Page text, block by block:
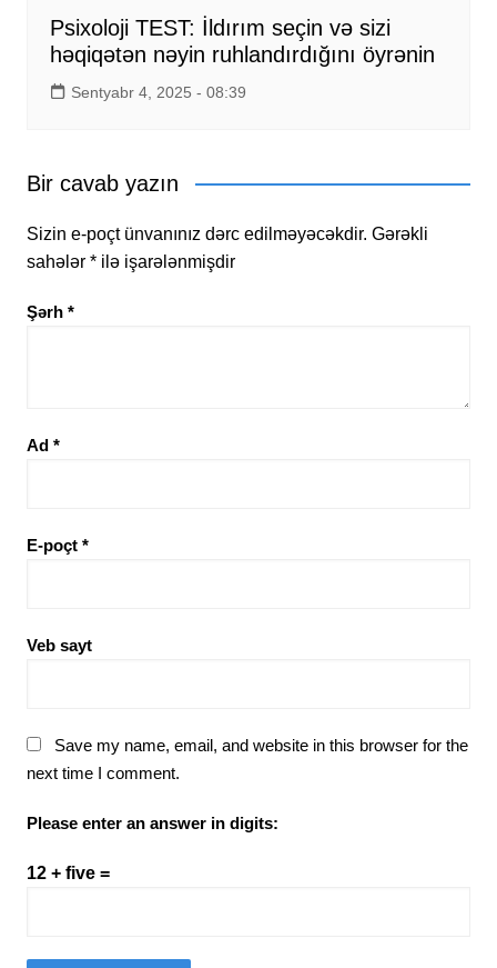
Psixoloji TEST: İldırım seçin və sizi
həqiqətən nəyin ruhlandırdığını öyrənin
Sentyabr 4, 2025 - 08:39
Bir cavab yazın
Sizin e-poçt ünvanınız dərc edilməyəcəkdir. Gərəkli
sahələr *ilə işarələnmişdir
Şərh *
Ad *
E-poçt *
Veb sayt
Save my name, email, and website in this browser for the
next time I comment.
Please enter an answer in digits:
12 + five =